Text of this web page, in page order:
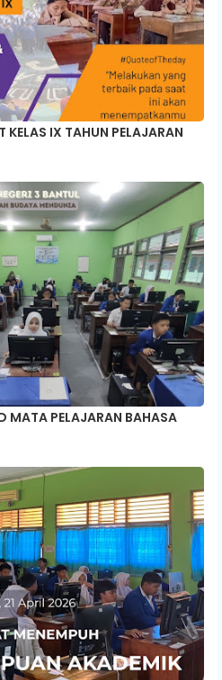
KELAS IX TAHUN PELAJARAN
MATA PELAJARAN BAHASA